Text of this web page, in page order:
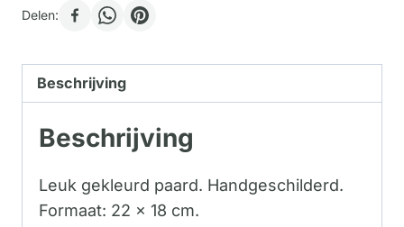
Delen:
Beschrijving
Beschrijving
Leuk gekleurd paard. Handgeschilderd.
Formaat: 22 x 18 cm.